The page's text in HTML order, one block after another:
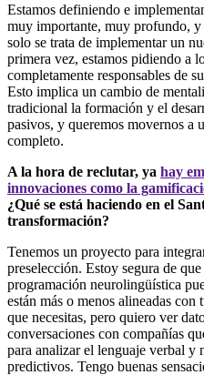
Estamos definiendo e
muy importante, muy profundo,
solo se trata de implementar un
primera vez, estamos pidiendo a
completamente responsables de
Esto implica un cambio de
tradicional la formación y el
pasivos, y queremos movernos a
completo.
A la hora de reclutar, ya hay
innovaciones como la
¿Qué se está haciendo en el
transformación?
Tenemos un proyecto para
preselección. Estoy segura de
programación neurolingüística
están más o menos alineadas
que necesitas, pero quiero ver
conversaciones con compañías
para analizar el lenguaje verbal y
predictivos. Tengo buenas